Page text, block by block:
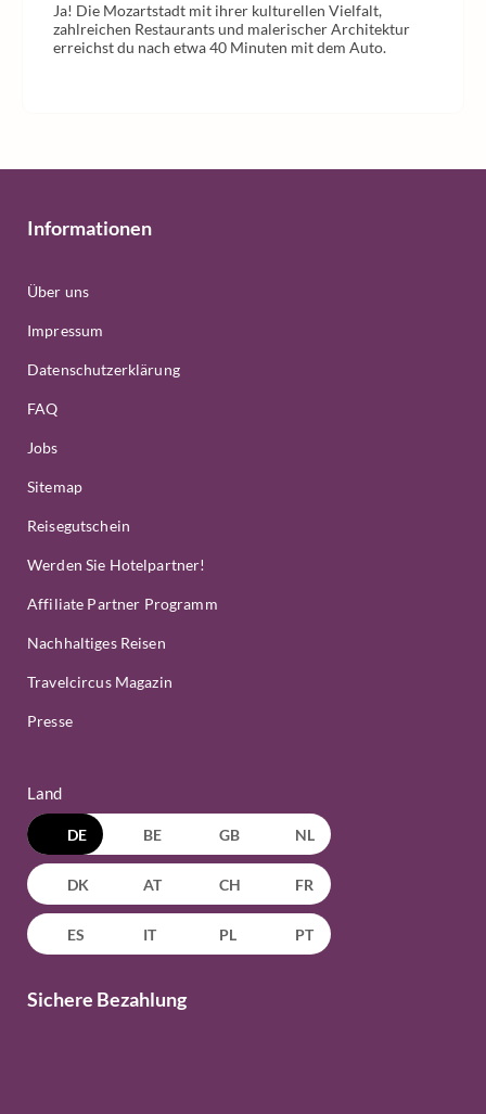
Ja! Die Mozartstadt mit ihrer kulturellen Vielfalt,
zahlreichen Restaurants und malerischer Architektur
erreichst du nach etwa 40 Minuten mit dem Auto.
Informationen
Über uns
Impressum
Datenschutzerklärung
FAQ
Jobs
Sitemap
Reisegutschein
Werden Sie Hotelpartner!
Affiliate Partner Programm
Nachhaltiges Reisen
Travelcircus Magazin
Presse
Land
DE BE GB NL
DK AT CH FR
ES IT PL PT
Sichere Bezahlung